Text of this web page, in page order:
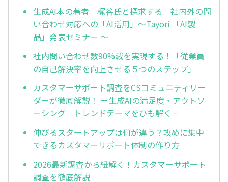
生成AI本の著者 梶谷氏と探求する 社内外の問
い合わせ対応への「AI活用」〜Tayori 「AI製
品」発表セミナー 〜
社内問い合わせ数90%減を実現する！「従業員
の自己解決率を向上させる５つのステップ」
カスタマーサポート調査をCSコミュニティリー
ダーが徹底解説！ －生成AIの満足度・アウトソ
ーシング トレンドテーマをひも解く－
伸びるスタートアップは何が違う？攻めに集中
できるカスタマーサポート体制の作り方
2026最新調査から紐解く！カスタマーサポート
調査を徹底解説